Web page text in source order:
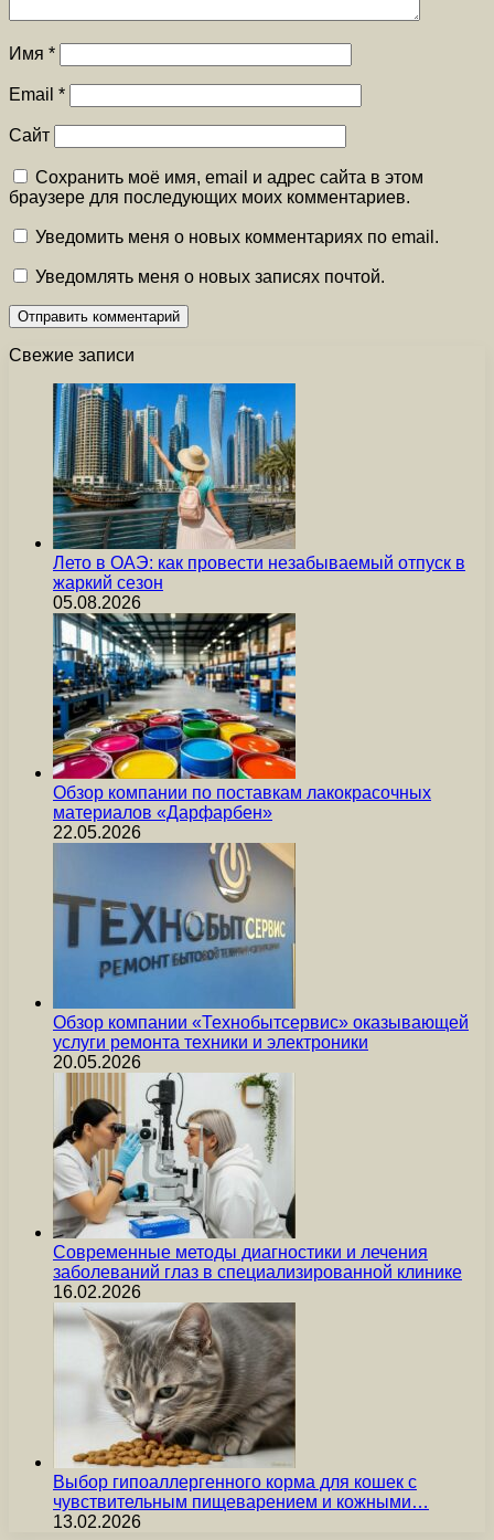
Имя *
Email *
Сайт
Сохранить моё имя, email и адрес сайта в этом
браузере для последующих моих комментариев.
Уведомить меня о новых комментариях по email.
Уведомлять меня о новых записях почтой.
Свежие записи
Лето в ОАЭ: как провести незабываемый отпуск в
жаркий сезон
05.08.2026
Обзор компании по поставкам лакокрасочных
материалов «Дарфарбен»
22.05.2026
Обзор компании «Технобытсервис» оказывающей
услуги ремонта техники и электроники
20.05.2026
Современные методы диагностики и лечения
заболеваний глаз в специализированной клинике
16.02.2026
Выбор гипоаллергенного корма для кошек с
чувствительным пищеварением и кожными…
13.02.2026